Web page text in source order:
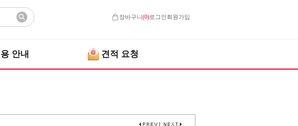
장바구니(0)로그인 회원가입
안내 견적 요청